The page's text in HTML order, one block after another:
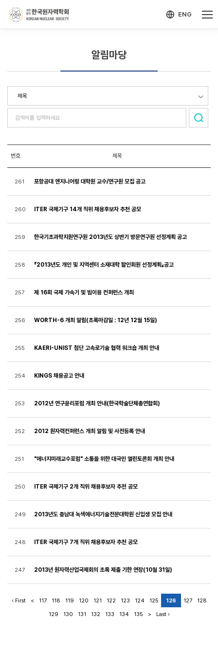
ENG
알림마당
번호 제목
261 포항공대 엔지니어링 대학원 교수/연구원 모집 공고
260 ITER 국제기구 14개 직위 채용후보자 추천 공모
259 한국기초과학지원연구원 2013년도 상반기 방문연구원 선정계획 공고
258 『2013년도 개인 및 지역센터 소재대학 할인회원 선정계획』공고
257 제 16회 국제 가속기 및 빔이용 컨퍼런스 개최
256 WORTH-6 개최 알림(초록마감일 : 12년 12월 15일)
255 KAERI-UNIST 첨단 고속로기술 협력 워크숍 개최 안내
254 KINGS 채용공고 안내
253 2012년 연구윤리포럼 개최 안내(한국학술단체총연합회)
252 2012 원자력컨퍼런스 개최 알림 및 사전등록 안내
251 "에너지미래교수포럼" 소통을 위한 대국민 열린토론회 개최 안내
250 ITER 국제기구 2개 직위 채용후보자 추천 공모
249 2013년도 충남대 녹색에너지기술전문대학원 신입생 모집 안내
248 ITER 국제기구 7개 직위 채용후보자 추천 공모
247 2013년 원자력산업국제회의 초록 제출 기한 연장(10월 31일)
‹ First < 117 118 119 120 121 122 123 124 125 126 127
128
129
130 131 132 133 134 135 > Last ›